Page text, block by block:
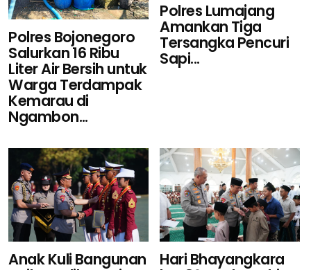
Polres Bojonegoro
Salurkan 16 Ribu
Liter Air Bersih untuk
Warga Terdampak
Kemarau di
Ngambon...
Polres Lumajang
Amankan Tiga
Tersangka Pencuri
Sapi...
Anak Kuli Bangunan Hari Bhayangkara